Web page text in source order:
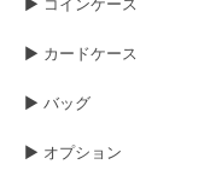
▶︎ カードケース
▶︎ バッグ
▶︎ オプション